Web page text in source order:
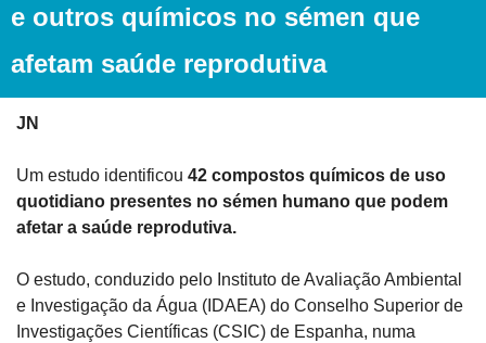
e outros químicos no sémen que
afetam saúde reprodutiva
JN
Um estudo identificou 42 compostos químicos de uso
quotidiano presentes no sémen humano que podem
afetar a saúde reprodutiva.
O estudo, conduzido pelo Instituto de Avaliação Ambiental
e Investigação da Água (IDAEA) do Conselho Superior de
Investigações Científicas (CSIC) de Espanha, numa